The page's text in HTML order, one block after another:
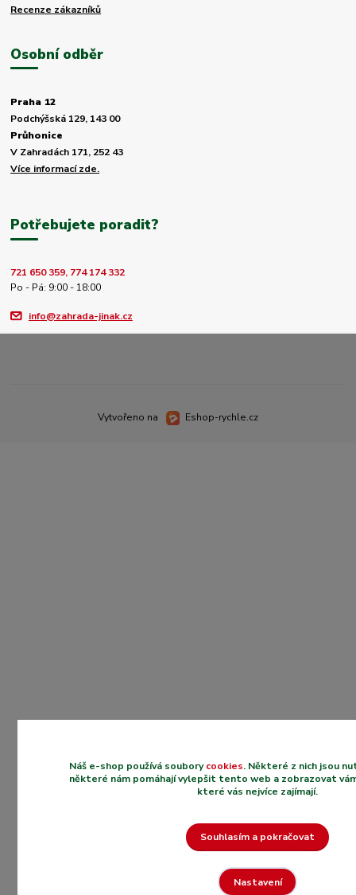
Recenze zákazníků
Osobní odběr
Praha 12
Podchýšská 129, 143 00
Průhonice
V Zahradách 171, 252 43
Více informací zde.
Potřebujete poradit?
721 650 359, 774 174 332
Po - Pá: 9:00 - 18:00
info@zahrada-jinak.cz
Vytvořeno na Eshop-rychle.cz
Náš e-shop používá souborycookies. Některé z nich jsou
některé nám pomáhají vylepšit tento web a zobrazovat
které vás nejvíce zajímají.
Nastavení
Souhlasím a pokračovat